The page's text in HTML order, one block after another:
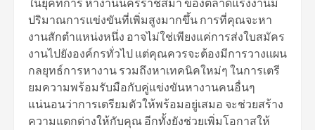
ปริมาณการแข่งขันที่เพิ่มสูงมากขึ้น การที่คุณจะหา
งานสักตำแหน่งหนึ่ง อาจไม่ใช่เพียงแค่การส่งใบสมัคร
งานไปยังองค์กรทั่วไป แต่คุณควรจะต้องมีการวางแผน
กลยุทธ์การหางาน รวมถึงหาเทคนิคใหม่ๆ ในการเตรี
ยมความพร้อมรับมือกับคู่แข่งขันหางานคนอื่นๆ
แน่นอนว่าการเตรียมตัวให้พร้อมอยู่เสมอ จะช่วยสร้าง
ความแตกต่างให้กับคุณ อีกทั้งยังช่วยเพิ่มโอกาสให้